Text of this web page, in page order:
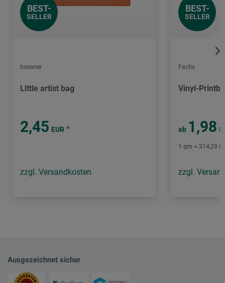
BEST-
SELLER
boesner
Little artist bag
2,45 EUR *
zzgl. Versandkosten
BEST-
SELLER
Factis
Vinyl-
ab 1,98
1 qm = 314,29
zzgl.
Ausgezeichnet sicher